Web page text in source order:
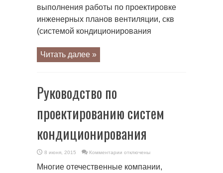
офисе
выполнения работы по проектировке
инженерных планов вентиляции, скв
(системой кондиционирования
Читать далее »
Руководство по
проектированию систем
кондиционирования
8 июня, 2015 Комментарии
по
отключены
Многие отечественные компании,